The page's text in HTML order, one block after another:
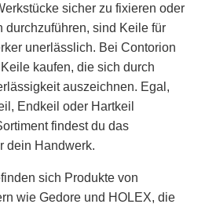
sicher zu fixieren oder
durchzuführen, sind Keile für
unerlässlich. Bei Contorion
kaufen, die sich durch
auszeichnen. Egal,
Endkeil oder Hartkeil
findest du das
dein Handwerk.
sich Produkte von
wie Gedore und HOLEX, die